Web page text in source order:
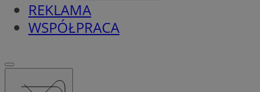
REKLAMA
WSPÓŁPRACA